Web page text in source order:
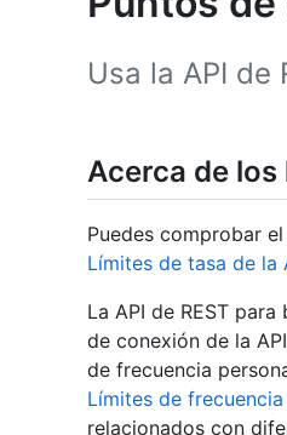
Usa la API
Acerca de
Puedes comprobar
Límites de tasa de la
La API de REST
de conexión de la
de frecuencia
Límites de
relacionados con